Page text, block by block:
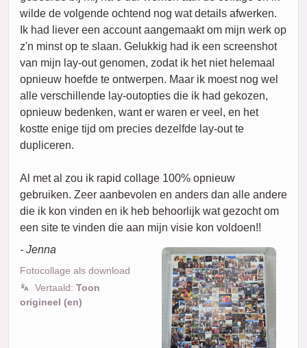
wilde de volgende ochtend nog wat details afwerken.
Ik had liever een account aangemaakt om mijn werk op
z'n minst op te slaan. Gelukkig had ik een screenshot
van mijn lay-out genomen, zodat ik het niet helemaal
opnieuw hoefde te ontwerpen. Maar ik moest nog wel
alle verschillende lay-outopties die ik had gekozen,
opnieuw bedenken, want er waren er veel, en het
kostte enige tijd om precies dezelfde lay-out te
dupliceren.
Al met al zou ik rapid collage 100% opnieuw
gebruiken. Zeer aanbevolen en anders dan alle andere
die ik kon vinden en ik heb behoorlijk wat gezocht om
een site te vinden die aan mijn visie kon voldoen!!
- Jenna
Fotocollage als download
Vertaald: Toon
origineel (en)